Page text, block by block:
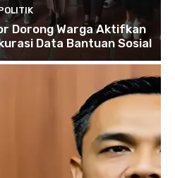
Dorong Warga Aktifkan
Data Bantuan Sosial